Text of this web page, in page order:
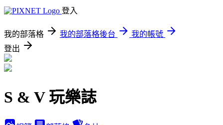
登入
我的部落格 我的部落格後台
我的帳號
登出
S & V 玩樂誌